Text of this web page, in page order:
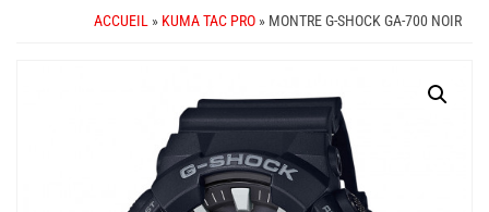
ACCUEIL » KUMA TAC PRO » MONTRE G-SHOCK GA-700 NOIR